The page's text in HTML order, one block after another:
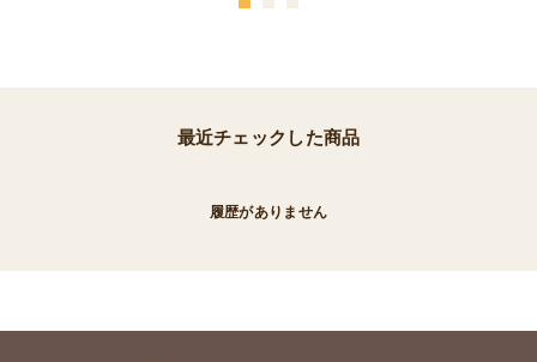
最近チェックした商品
履歴がありません